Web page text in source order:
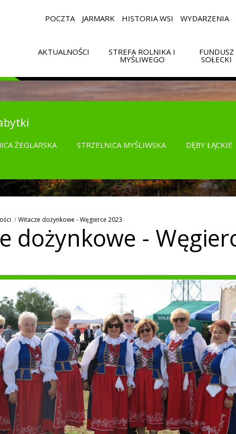
POCZTA JARMARK HISTORIA WSI WYDARZENIA
AKTUALNOŚCI STREFA ROLNIKA I
MYŚLIWEGO
FUNDUSZ
SOŁECKI
ŻEGLARSKA STRZELNICA MYŚLIWSKA DĘBY ŁĄCKIE
Witacze dożynkowe - Węgierce 2023
dożynkowe -